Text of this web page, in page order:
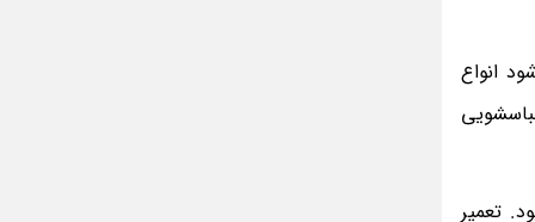
انواع
تعمیر